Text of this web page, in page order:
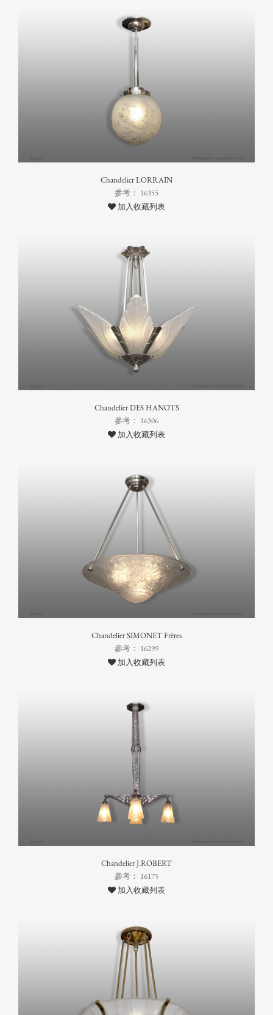
Chandelier LORRAIN
參考： 16355
加入收藏列表
Chandelier DES HANOTS
參考： 16306
加入收藏列表
Chandelier SIMONET Frères
參考： 16299
加入收藏列表
Chandelier J.ROBERT
參考： 16175
加入收藏列表